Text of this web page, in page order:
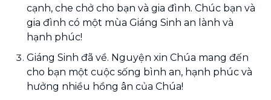
cạnh, che chở cho bạn và gia đình. Chúc bạn và
gia đình có một mùa Giáng Sinh an lành và
hạnh phúc!
Giáng Sinh đã về. Nguyện xin Chúa mang đến
cho bạn một cuộc sống bình an, hạnh phúc và
hưởng nhiều hồng ân của Chúa!